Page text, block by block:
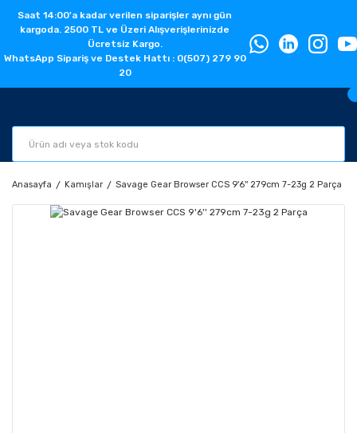
Saat 14:00'a kadar verilen siparişler aynı gün
kargoda. 2500 TL ve Üzeri Alışverişlerinizde
Ücretsiz Kargo.
WhatsApp Sipariş ve Destek Hattı : 0(507) 279 90
20
Anasayfa Kamışlar Savage Gear Browser CCS 9'6'' 279cm 7-23g 2 Parça